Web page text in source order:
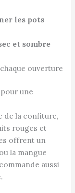
les pots
et sombre
ouverture
une
de la confiture,
rouges et
offrent un
la mangue
aussi